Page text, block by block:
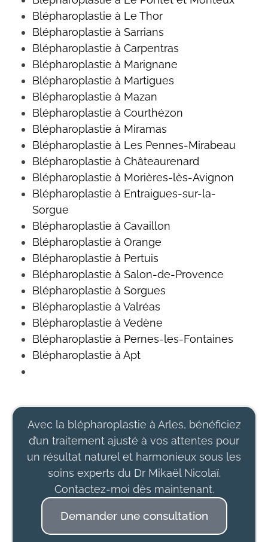
Blépharoplastie à Le Thor
Blépharoplastie à Sarrians
Blépharoplastie à Carpentras
Blépharoplastie à Marignane
Blépharoplastie à Martigues
Blépharoplastie à Mazan
Blépharoplastie à Courthézon
Blépharoplastie à Miramas
Blépharoplastie à Les Pennes-Mirabeau
Blépharoplastie à Châteaurenard
Blépharoplastie à Morières-lès-Avignon
Blépharoplastie à Entraigues-sur-la-
Sorgue
Blépharoplastie à Cavaillon
Blépharoplastie à Orange
Blépharoplastie à Pertuis
Blépharoplastie à Salon-de-Provence
Blépharoplastie à Sorgues
Blépharoplastie à Valréas
Blépharoplastie à Vedène
Blépharoplastie à Pernes-les-Fontaines
Blépharoplastie à Apt
Avec la blépharoplastie à Arles, bénéficiez
d’un traitement ajusté à vos attentes pour
un résultat naturel et harmonieux sous les
soins experts du Dr Mikaël Nicolaï.
Contactez-moi dès maintenant.
Demander une consultation